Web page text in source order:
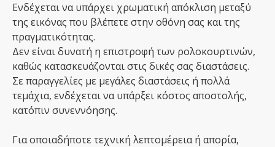
Ενδέχεται να υπάρχει χρωματική απόκλιση μεταξύ
της εικόνας που βλέπετε στην οθόνη σας και της
πραγματικότητας.
Δεν είναι δυνατή η επιστροφή των ρολοκουρτινών,
καθώς κατασκευάζονται στις δικές σας διαστάσεις.
Σε παραγγελίες με μεγάλες διαστάσεις ή πολλά
τεμάχια, ενδέχεται να υπάρξει κόστος αποστολής,
κατόπιν συνεννόησης.
Για οποιαδήποτε τεχνική λεπτομέρεια ή απορία,